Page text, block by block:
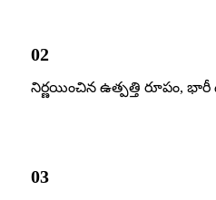
02
నిర్ణయించిన ఉత్పత్తి రూపం, భారీ
03